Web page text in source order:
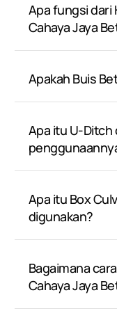
Apa fungsi dari
Cahaya Jaya
Apakah Buis
Apa itu U-Ditch
Apa itu Box
digunakan?
Bagaimana
Cahaya Jaya